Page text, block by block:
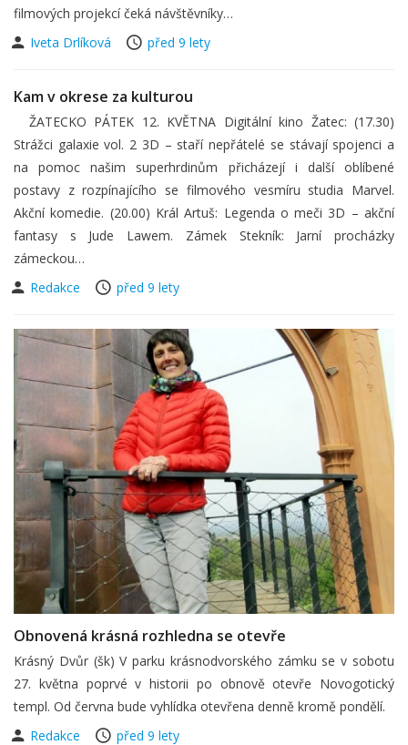
filmových projekcí čeká návštěvníky…
Iveta Drlíková
před 9 lety
Kam v okrese za kulturou
ŽATECKO PÁTEK 12. KVĚTNA Digitální kino Žatec: (17.30)
Strážci galaxie vol. 2 3D – staří nepřátelé se stávají spojenci a
na pomoc našim superhrdinům přicházejí i další oblíbené
postavy z rozpínajícího se filmového vesmíru studia Marvel.
Akční komedie. (20.00) Král Artuš: Legenda o meči 3D – akční
fantasy s Jude Lawem. Zámek Stekník: Jarní procházky
zámeckou…
Redakce
před 9 lety
Obnovená krásná rozhledna se otevře
Krásný Dvůr (šk) V parku krásnodvorského zámku se v sobotu
27. května poprvé v historii po obnově otevře Novogotický
templ. Od června bude vyhlídka otevřena denně kromě pondělí.
Redakce
před 9 lety